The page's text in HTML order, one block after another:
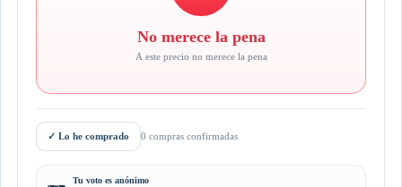
No merece la pena
A este precio no merece la pena
✓ Lo he comprado 0 compras confirmadas
Tu voto es anónimo